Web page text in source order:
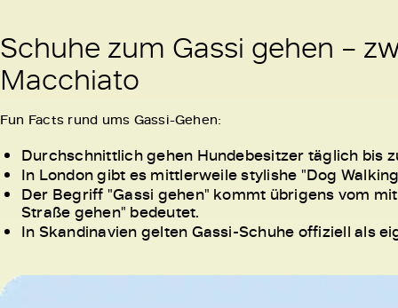
Schuhe zum Gassi gehen –
Macchiato
Fun Facts rund ums Gassi-Gehen:
Durchschnittlich gehen Hundebesitzer täglich bis
In London gibt es mittlerweile stylishe "Dog
Der Begriff "Gassi gehen" kommt übrigens vom
Straße gehen" bedeutet.
In Skandinavien gelten Gassi-Schuhe offiziell als